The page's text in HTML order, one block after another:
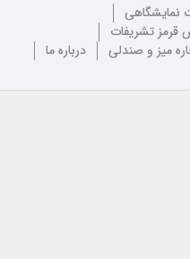
نمایشگاهی
قرمز تشریفات
میز و صندلی
درباره ما